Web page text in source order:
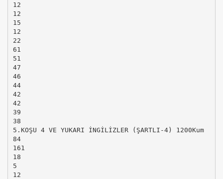
12
12
15
12
22
61
51
47
46
44
42
42
39
38
5.KOŞU 4 VE YUKARI İNGİLİZLER (ŞARTLI-4) 1200Kum
84
161
18
5
12